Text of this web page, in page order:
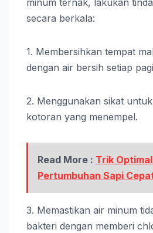
minum ternak, lakukan
secara berkala:
1. Membersihkan tempat
dengan air bersih setiap
2. Menggunakan sikat
kotoran yang menempel.
Read More : Trik
Pertumbuhan Sapi
3. Memastikan air minum
bakteri dengan memberi